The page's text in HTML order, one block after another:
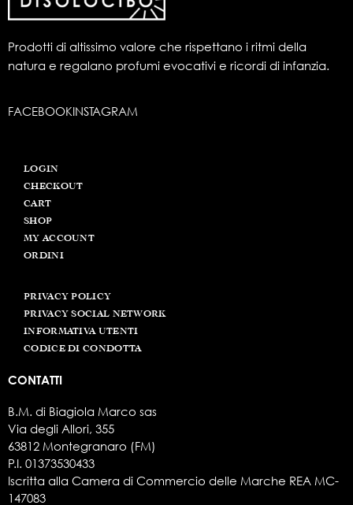
Prodotti di altissimo valore che rispettano i ritmi della
natura e regalano profumi evocativi e ricordi di infanzia.
FACEBOOKINSTAGRAM
LOGIN
CHECKOUT
CART
SHOP
MY ACCOUNT
ORDINI
PRIVACY POLICY
PRIVACY SOCIAL NETWORK
INFORMATIVA UTENTI
CODICE DI CONDOTTA
CONTATTI
B.M. di Biagiola Marco sas
Via degli Allori, 355
63812 Montegranaro (FM)
P.I. 01373530433
Iscritta alla Camera di Commercio delle Marche REA MC-
147083